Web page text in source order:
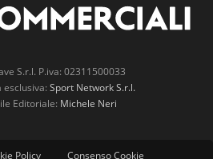
S.r.l. P.iva: 02311500033
esclusiva: Sport Network S.r.l.
Editoriale: Michele Neri
Policy Consenso Cookie